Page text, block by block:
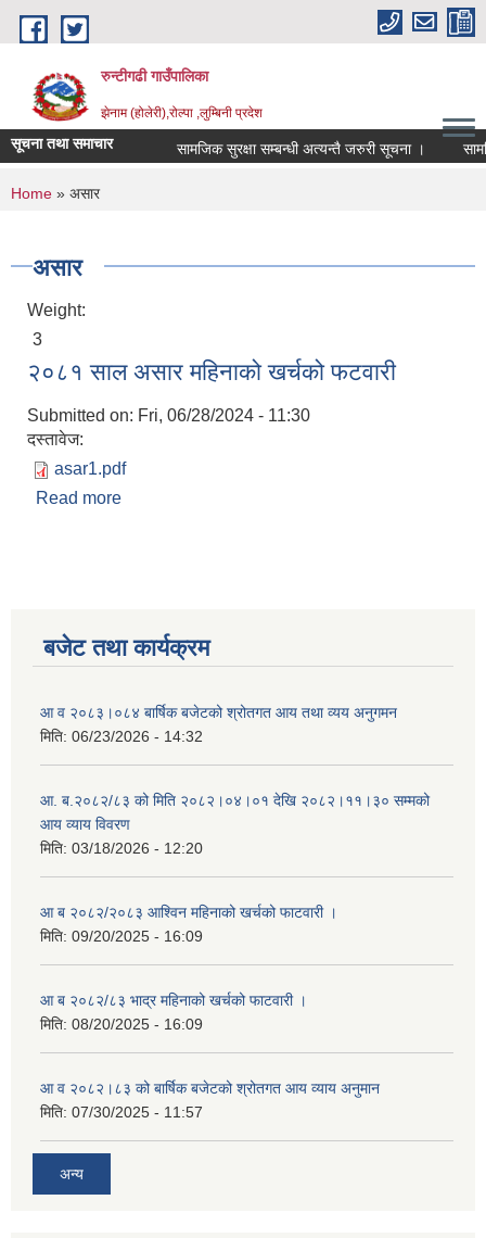
Skip to main content
रुन्टीगढी गाउँपालिका
झेनाम (होलेरी),रोल्पा ,लुम्बिनी प्रदेश
सूचना तथा समाचार सामजिक सुरक्षा सम्बन्धी अत्यन्तै जरुरी सूचना ।
You are here
Home » असार
असार
Weight:
3
२०८१ साल असार महिनाको खर्चको फटवारी
Submitted on: Fri, 06/28/2024 - 11:30
दस्तावेज:
asar1.pdf
Read more
बजेट तथा कार्यक्रम
आ व २०८३।०८४ बार्षिक बजेटको श्रोतगत आय तथा व्यय अनुगमन
मिति: 06/23/2026 - 14:32
आ. ब.२०८२/८३ को मिति २०८२।०४।०१ देखि २०८२।११।३० सम्मको
आय व्याय विवरण
मिति: 03/18/2026 - 12:20
आ ब २०८२/२०८३ आश्विन महिनाको खर्चको फाटवारी ।
मिति: 09/20/2025 - 16:09
आ ब २०८२/८३ भाद्र महिनाको खर्चको फाटवारी ।
मिति: 08/20/2025 - 16:09
आ व २०८२।८३ को बार्षिक बजेटको श्रोतगत आय व्याय अनुमान
मिति: 07/30/2025 - 11:57
अन्य